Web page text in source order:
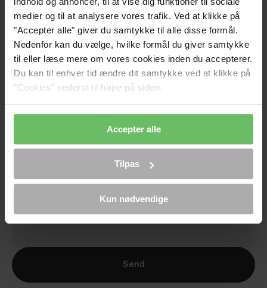
medier og til at analysere vores trafik. Ved at klikke på
"Accepter alle" giver du samtykke til alle disse formål.
Nedenfor kan du vælge, hvilke formål du giver samtykke
til eller læse mere om vores cookies inden du accepterer.
Du kan til enhver tid ændre dit samtykke ved at klikke på
"Cookies" nederst til højre på siden.
Accepter alle
Tilpas
Kun nødvendige
det er dit næste website, dit digitale produkt eller din
næste store idé.
Navn
E-mail
Telefon
Hvad har du brug for hjælp til?
Hvordan kan jeg hjælpe?
Send